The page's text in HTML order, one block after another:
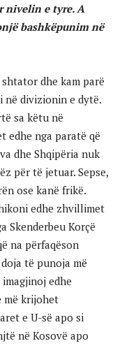
nivelin e tyre. A
bashkëpunim në
dhe kam parë
në divizionin e dytë.
sa këtu në
edhe nga paratë që
dhe Shqipëria nuk
për të jetuar. Sepse,
ose kanë frikë.
edhe zhvillimet
Skenderbeu Korçë
na përfaqëson
të punoja më
edhe
më krijohet
e U-së apo si
në Kosovë apo